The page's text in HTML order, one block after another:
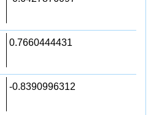
0.7660444431
-0.8390996312